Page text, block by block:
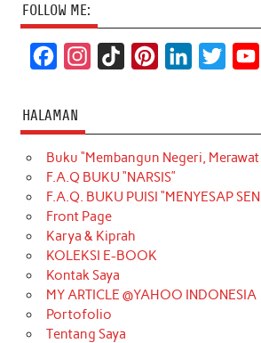
FOLLOW ME:
c
e
b
o
o
k
t
a
g
r
a
m
T
o
k
t
e
r
k
e
d
t
t
e
HALAMAN
Buku “Membangun Negeri,
F.A.Q BUKU “NARSIS”
F.A.Q. BUKU PUISI “MENYESAP
Front Page
Karya & Kiprah
KOLEKSI E-BOOK
Kontak Saya
MY ARTICLE @YAHOO INDONESIA
Portofolio
Tentang Saya